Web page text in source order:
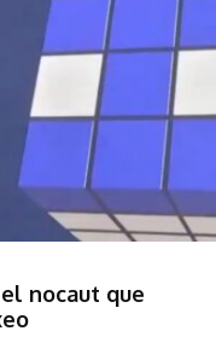
nocaut que